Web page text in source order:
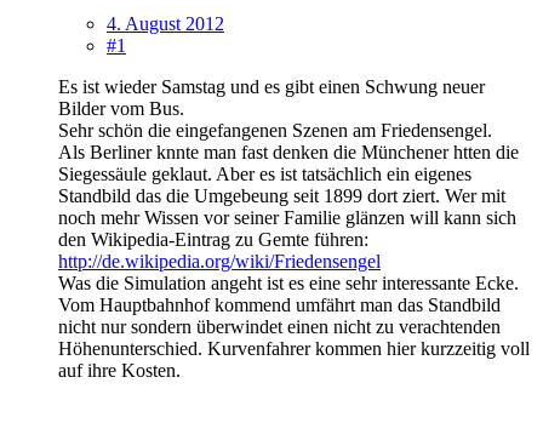
4. August 2012
#1
Es ist wieder Samstag und es gibt einen Schwung neuer
Bilder vom Bus.
Sehr schön die eingefangenen Szenen am Friedensengel.
Als Berliner knnte man fast denken die Münchener htten die
Siegessäule geklaut. Aber es ist tatsächlich ein eigenes
Standbild das die Umgebeung seit 1899 dort ziert. Wer mit
noch mehr Wissen vor seiner Familie glänzen will kann sich
den Wikipedia-Eintrag zu Gemte führen:
http://de.wikipedia.org/wiki/Friedensengel
Was die Simulation angeht ist es eine sehr interessante Ecke.
Vom Hauptbahnhof kommend umfährt man das Standbild
nicht nur sondern überwindet einen nicht zu verachtenden
Höhenunterschied. Kurvenfahrer kommen hier kurzzeitig voll
auf ihre Kosten.